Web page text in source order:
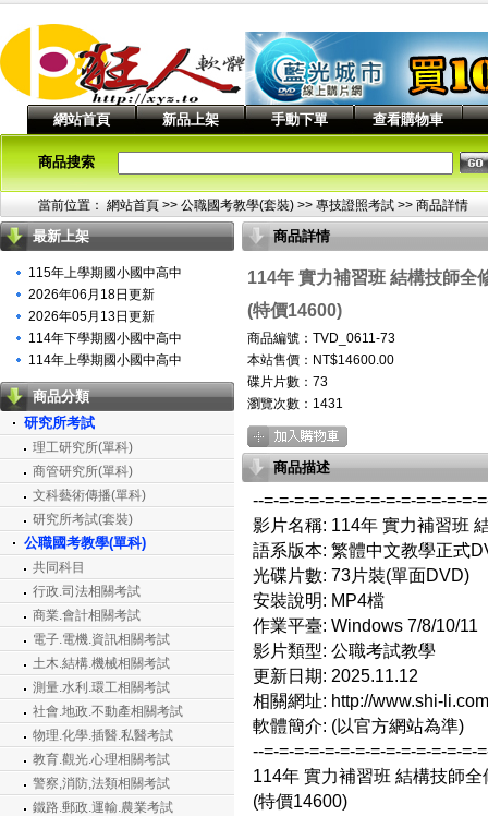
網站首頁 新品上架 手動下單 查看購物車
商品搜索
當前位置： 網站首頁 >> 公職國考教學(套裝) >> 專技證照考試 >> 商品詳情
最新上架
115年上學期國小國中高中
2026年06月18日更新
2026年05月13日更新
114年下學期國小國中高中
114年上學期國小國中高中
商品分類
研究所考試
理工研究所(單科)
商管研究所(單科)
文科藝術傳播(單科)
研究所考試(套裝)
公職國考教學(單科)
共同科目
行政.司法相關考試
商業.會計相關考試
電子.電機.資訊相關考試
土木.結構.機械相關考試
測量.水利.環工相關考試
社會.地政.不動產相關考試
物理.化學.插醫.私醫考試
教育.觀光.心理相關考試
警察,消防,法類相關考試
鐵路.郵政.運輸.農業考試
商品詳情
114年 實力補習班 結構技師全
(特價14600)
商品編號：TVD_0611-73
本站售價：NT$14600.00
碟片片數：73
瀏覽次數： 1431
商品描述
--=-=-=-=-=-=-=-=-=-=-=-=-=-=-
影片名稱: 114年 實力補習班
語系版本: 繁體中文教學正式
光碟片數: 73片裝(單面DVD)
安裝說明: MP4檔
作業平臺: Windows 7/8/10/11
影片類型: 公職考試教學
更新日期: 2025.11.12
相關網址: http://www.shi-
軟體簡介: (以官方網站為準)
--=-=-=-=-=-=-=-=-=-=-=-=-=-=-
114年 實力補習班 結構技師
(特價14600)